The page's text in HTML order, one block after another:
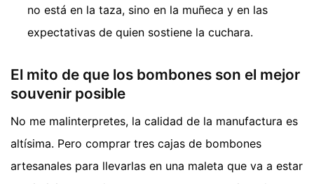
no está en la taza, sino en la muñeca y en las
expectativas de quien sostiene la cuchara.
El mito de que los bombones son el mejor
souvenir posible
No me malinterpretes, la calidad de la manufactura es
altísima. Pero comprar tres cajas de bombones
artesanales para llevarlas en una maleta que va a estar